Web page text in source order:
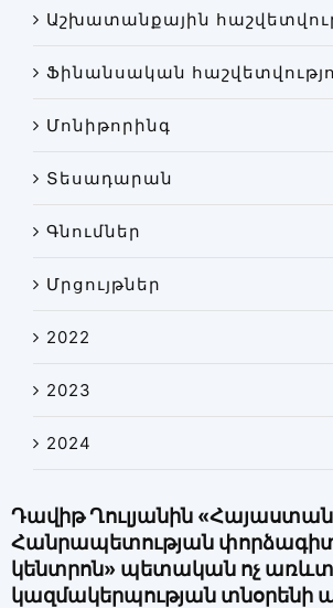
Աշխատանքային
Ֆինանսական
Մոնիթորինգ
Տեսադարան
Գնումներ
Մրցույթներ
2022
2023
2024
Դավիթ Ղուլյանին
Հանրապետության
կենտրոն» պետական ոչ
կազմակերպության տնօրենի